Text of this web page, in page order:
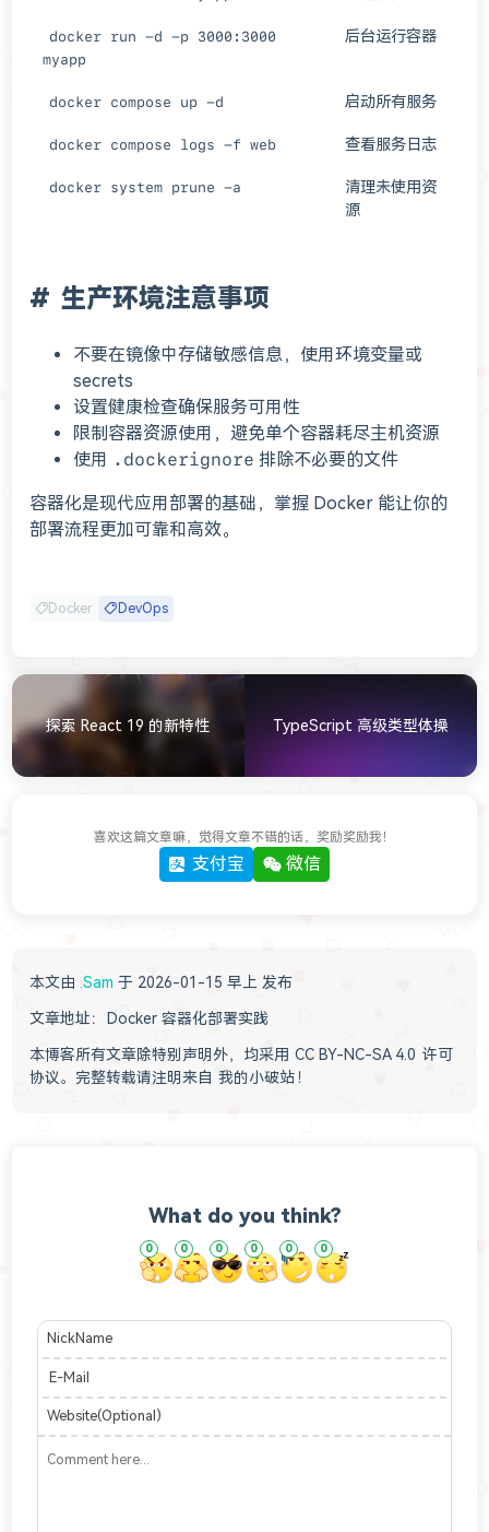
docker run -d -p 3000:3000
myapp
后台运行容器
docker compose up -d 启动所有服务
docker compose logs -f web 查看服务日志
docker system prune -a
清理未使用资
源
生产环境注意事项
不要在镜像中存储敏感信息，使用环境变量或
secrets
设置健康检查确保服务可用性
限制容器资源使用，避免单个容器耗尽主机资源
使用 .dockerignore 排除不必要的文件
容器化是现代应用部署的基础，掌握 Docker 能让你的
部署流程更加可靠和高效。
Docker DevOps
探索 React 19 的新特性 TypeScript 高级类型体操
喜欢这篇文章嘛，觉得文章不错的话，奖励奖励我！
支付宝 微信
本文由 .Sam 于 2026-01-15 早上 发布
文章地址： Docker 容器化部署实践
本博客所有文章除特别声明外，均采用 CC BY-NC-SA 4.0 许可
协议。完整转载请注明来自 我的小破站 ！
What do you think?
0 0 0 0 0 0
NickName
E-Mail
Website(Optional)